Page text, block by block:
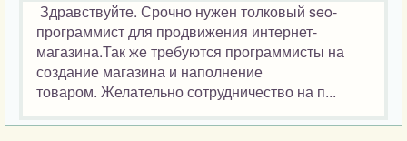
Здравствуйте. Срочно нужен толковый seo-
программист для продвижения интернет-
магазина.Так же требуются программисты на
создание магазина и наполнение
товаром. Желательно сотрудничество на п...